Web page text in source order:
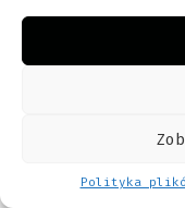
Polityka
piersiowego,
ustawienie
korzystne
ten nawyk
mimo korekty